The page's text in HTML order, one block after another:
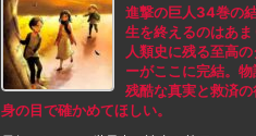
進撃の巨人34巻の
生を終えるのはあま
人類史に残る至高
ーがここに完結。
残酷な真実と救済
身の目で確かめてほしい。